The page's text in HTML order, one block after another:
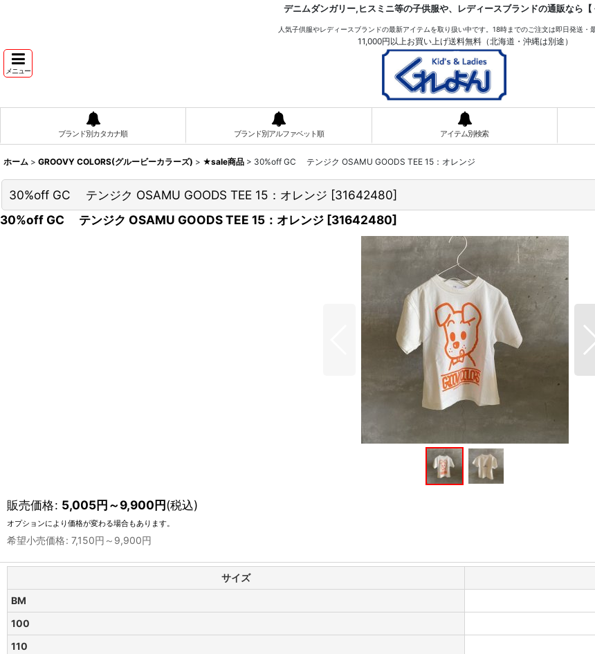
デニムダンガリー,ヒスミニ等の子供服や、レディースブランドの通販なら【
人気子供服やレディースブランドの最新アイテムを取り扱い中です。18時までのご注文は即日発送・
11,000円以上お買い上げ送料無料（北海道・沖縄は別途）
メニュー
ブランド別カタカナ順 ブランド別アルファベット順 アイテム別検索
ホーム > GROOVY COLORS(グルービーカラーズ) > ★sale商品 > 30%off GC テンジク OSAMU GOODS TEE 15：オレンジ
30%off GC テンジク OSAMU GOODS TEE 15：オレンジ [31642480]
30%off GC テンジク OSAMU GOODS TEE 15：オレンジ [31642480]
販売価格: 5,005円～9,900円(税込)
オプションにより価格が変わる場合もあります。
希望小売価格: 7,150円 ～9,900円
サイズ
BM
100
110